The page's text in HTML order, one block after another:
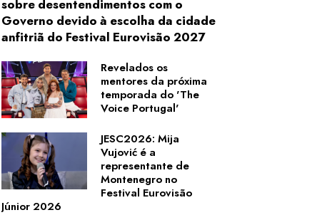
sobre desentendimentos com o
Governo devido à escolha da cidade
anfitriã do Festival Eurovisão 2027
Revelados os
mentores da próxima
temporada do 'The
Voice Portugal'
JESC2026: Mija
Vujović é a
representante de
Montenegro no
Festival Eurovisão
Júnior 2026